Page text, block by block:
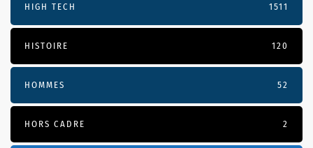
HIGH TECH 1511
HISTOIRE 120
HOMMES 52
HORS CADRE 2